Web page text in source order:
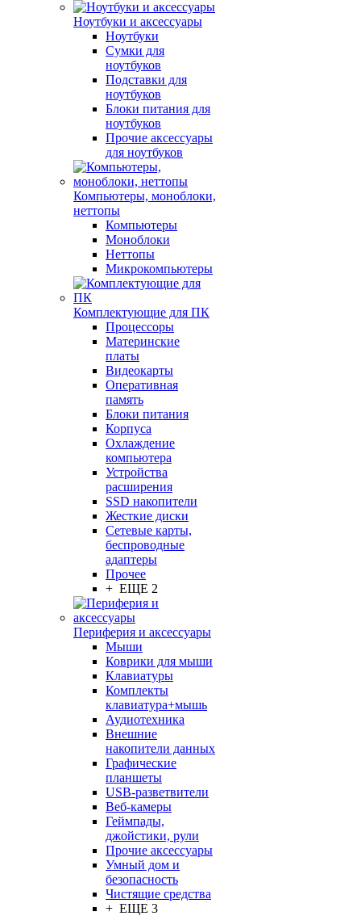
Ноутбуки и аксессуары
Ноутбуки
Сумки для
ноутбуков
Подставки для
ноутбуков
Блоки питания для
ноутбуков
Прочие аксессуары
для ноутбуков
Компьютеры, моноблоки,
неттопы
Компьютеры
Моноблоки
Неттопы
Микрокомпьютеры
Комплектующие для ПК
Процессоры
Материнские
платы
Видеокарты
Оперативная
память
Блоки питания
Корпуса
Охлаждение
компьютера
Устройства
расширения
SSD накопители
Жесткие диски
Сетевые карты,
беспроводные
адаптеры
Прочее
+ ЕЩЕ 2
Периферия и аксессуары
Мыши
Коврики для мыши
Клавиатуры
Комплекты
клавиатура+мышь
Аудиотехника
Внешние
накопители данных
Графические
планшеты
USB-разветвители
Веб-камеры
Геймпады,
джойстики, рули
Прочие аксессуары
Умный дом и
безопасность
Чистящие средства
+ ЕЩЕ 3